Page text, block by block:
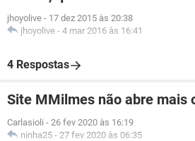
jhoyolive - 17 dez 2015 às 20:38
jhoyolive - 4 mar 2016 às 16:41
4 Respostas
Site MMilmes não abre mais
Carlasioli - 26 fev 2020 às 16:19
ninha25 - 27 fev 2020 às 06:35